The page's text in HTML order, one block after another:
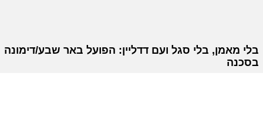
בלי מאמן, בלי סגל ועם דדליין: הפועל באר שבע/דימונה
בסכנה